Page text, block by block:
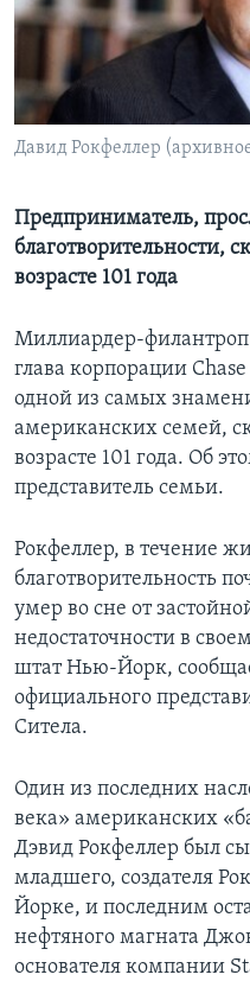
Learning English
СОЦИАЛЬНЫЕ СЕТИ
Языки
Давид Рокфеллер
Предприниматель,
благотворительности,
возрасте 101 года
Миллиардер-
глава корпорации
одной из самых
американских семей,
возрасте 101 года. Об
представитель семьи.
Рокфеллер, в течение
благотворительность
умер во сне от
недостаточности в
штат Нью-Йорк,
официального
Ситела.
Один из последних
века» американских
Дэвид Рокфеллер был
младшего, создателя
Йорке, и последним
нефтяного магната
основателя компании